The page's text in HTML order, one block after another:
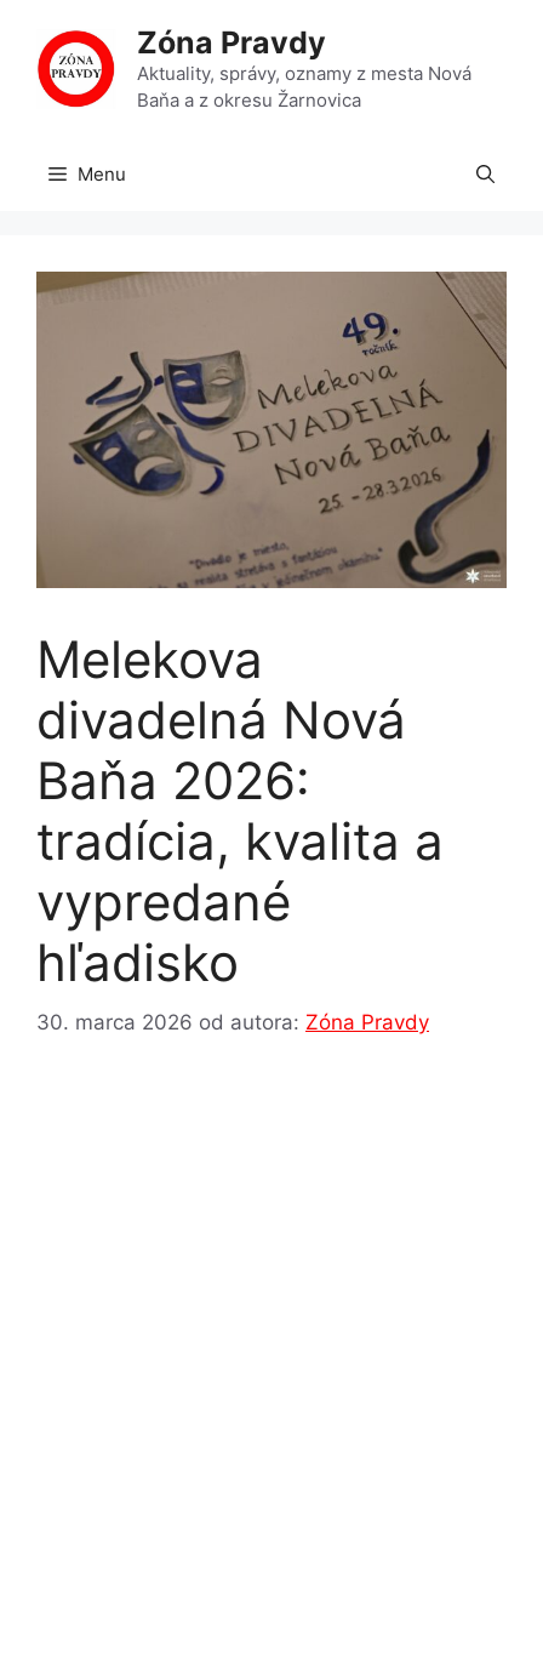
obsah
Zóna Pravdy
Aktuality, správy, oznamy z mesta Nová
Baňa a z okresu Žarnovica
Menu
Melekova
divadelná Nová
Baňa 2026:
tradícia, kvalita a
vypredané
hľadisko
30. marca 2026 od autora: Zóna Pravdy